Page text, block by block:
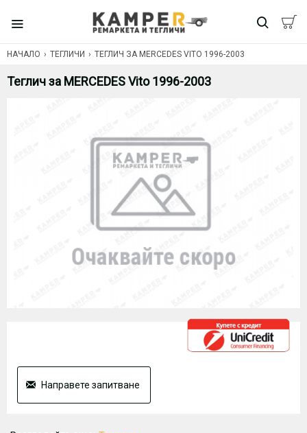
НАЧАЛО ТЕГЛИЧИ ТЕГЛИЧ ЗА MERCEDES VITO 1996-2003
Теглич за MERCEDES Vito 1996-2003
Направете запитване